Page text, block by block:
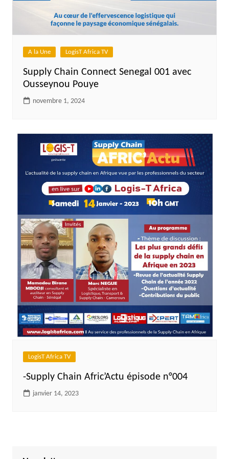
A la Une LogisT Africa TV
Supply Chain Connect Senegal 001 avec
Ousseynou Pouye
novembre 1, 2024
LogisT Africa TV
-Supply Chain Afric’Actu épisode n°004
janvier 14, 2023